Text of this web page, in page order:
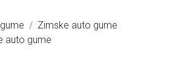
Zimske auto gume
auto gume